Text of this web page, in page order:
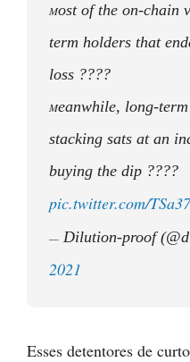
Most of the on-chain
term holders that
loss ????
Meanwhile, long-
stacking sats at an
buying the dip ????
pic.twitter.com/
— Dilution-proof
2021
Esses detentores de